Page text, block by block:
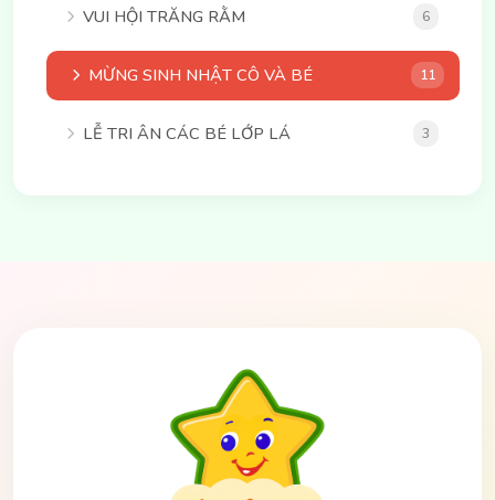
VUI HỘI TRĂNG RẰM 6
MỪNG SINH NHẬT CÔ VÀ BÉ 11
LỄ TRI ÂN CÁC BÉ LỚP LÁ 3